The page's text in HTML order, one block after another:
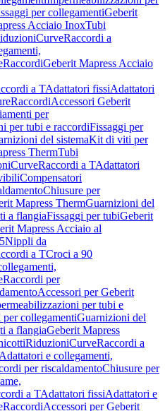
per collegamentiGeberit
Acciaio InoxTubi
CurveRaccordi a
RaccordiGeberit Mapress Acciaio
a TAdattatori fissiAdattatori
RaccordiAccessori Geberit
per
per tubi e raccordiFissaggi per
del sistemaKit di viti per
ThermTubi
CurveRaccordi a TAdattatori
Compensatori
Chiusure per
Mapress ThermGuarnizioni del
a flangiaFissaggi per tubiGeberit
Mapress Acciaio al
Nippli da
a TCroci a 90
Raccordi per
Accessori per Geberit
per tubi e
per collegamentiGuarnizioni del
a flangiaGeberit Mapress
RiduzioniCurveRaccordi a
Adattatori e collegamenti,
per riscaldamentoChiusure per
a TAdattatori fissiAdattatori e
RaccordiAccessori per Geberit